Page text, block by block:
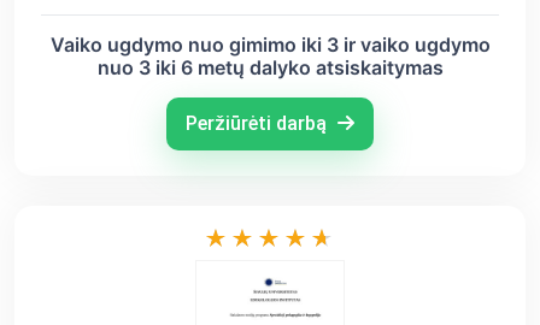
Vaiko ugdymo nuo gimimo iki 3 ir vaiko ugdymo
nuo 3 iki 6 metų dalyko atsiskaitymas
Peržiūrėti darbą